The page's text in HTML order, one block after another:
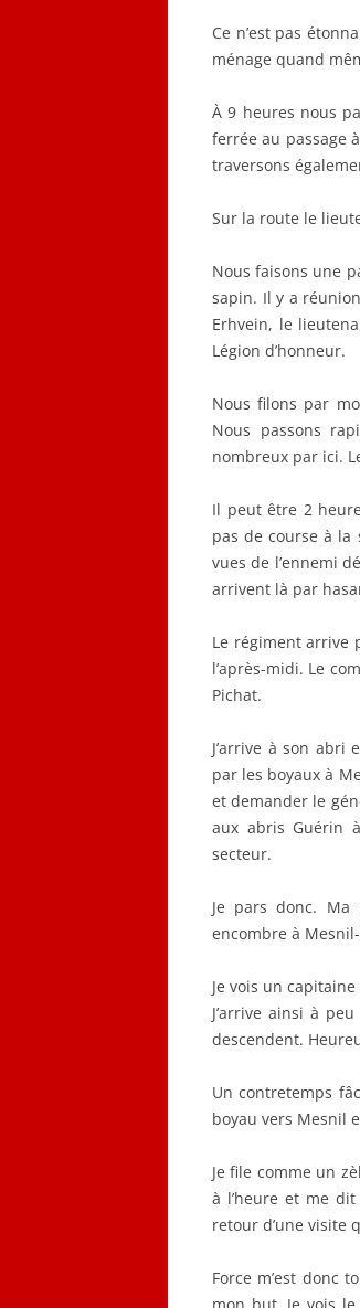
Ce n’est pas
ménage quand
À 9 heures nous
ferrée au passage
traversons
Sur la route le
Nous faisons une
sapin. Il y a
Erhvein, le
Légion d’honneur.
Nous filons par
Nous passons
nombreux par ici.
Il peut être 2
pas de course à la
vues de l’ennemi
arrivent là par
Le régiment arrive
l’après-midi. Le
Pichat.
J’arrive à son abri
par les boyaux à
et demander le
aux abris Guérin
secteur.
Je pars donc. Ma
encombre à
Je vois un
J’arrive ainsi à
descendent.
Un contretemps
boyau vers Mesnil
Je file comme un
à l’heure et me
retour d’une visite
Force m’est donc